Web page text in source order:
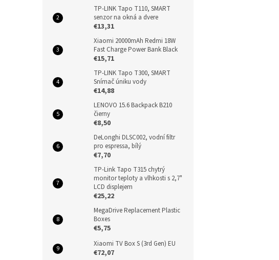
TP-LINK Tapo T110, SMART
senzor na okná a dvere
€13,31
Xiaomi 20000mAh Redmi 18W
Fast Charge Power Bank Black
€15,71
TP-LINK Tapo T300, SMART
Snímač úniku vody
€14,88
LENOVO 15.6 Backpack B210
čierny
€8,50
DeLonghi DLSC002, vodní filtr
pro espressa, bílý
€7,70
TP-Link Tapo T315 chytrý
monitor teploty a vlhkosti s 2,7"
LCD displejem
€25,22
MegaDrive Replacement Plastic
Boxes
€5,75
Xiaomi TV Box S (3rd Gen) EU
€72,07